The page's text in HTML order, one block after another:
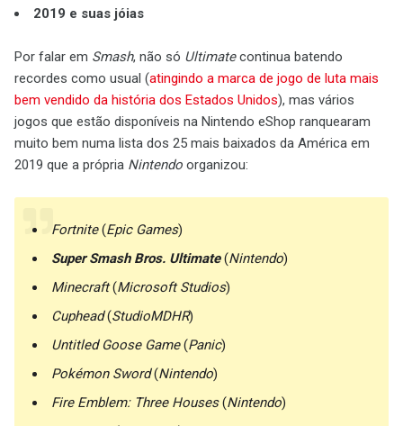
2019 e suas jóias
Por falar em Smash, não só Ultimatecontinua batendo
recordes como usual (atingindo a marca de jogo de luta mais
bem vendido da história dos Estados Unidos), mas vários
jogos que estão disponíveis na Nintendo eShop ranquearam
muito bem numa lista dos 25 mais baixados da América em
2019 que a própria Nintendo organizou:
Fortnite(Epic Games)
Super Smash Bros. Ultimate(Nintendo)
Minecraft(Microsoft Studios)
Cuphead(StudioMDHR)
Untitled Goose Game(Panic)
Pokémon Sword(Nintendo)
Fire Emblem: Three Houses(Nintendo)